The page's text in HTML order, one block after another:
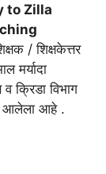
to Zilla
/ शिक्षकेत्तर
मर्यादा
व क्रिडा विभाग
आलेला आहे .